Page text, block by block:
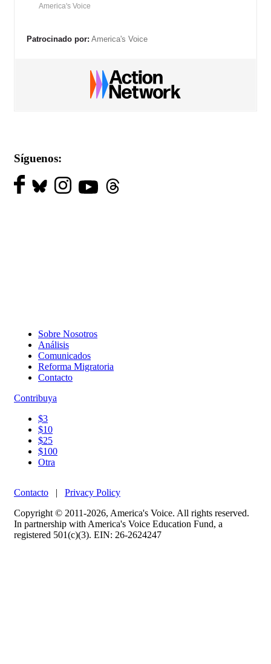
America's Voice
Patrocinado por: America's Voice
Síguenos:
Sobre Nosotros
Análisis
Comunicados
Reforma Migratoria
Contacto
Contribuya
$3
$10
$25
$100
Otra
Contacto | Privacy Policy
Copyright © 2011-2026, America's Voice. All rights reserved.
In partnership with America's Voice Education Fund, a
registered 501(c)(3). EIN: 26-2624247